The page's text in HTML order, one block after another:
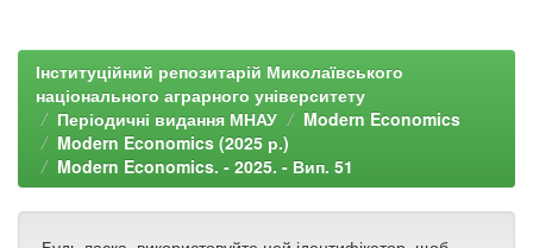
Інституційний репозитарій Миколаївського
національного аграрного університету
Періодичні видання МНАУ
Modern Economics
Modern Economics (2025 р.)
Modern Economics. - 2025. - Вип. 51